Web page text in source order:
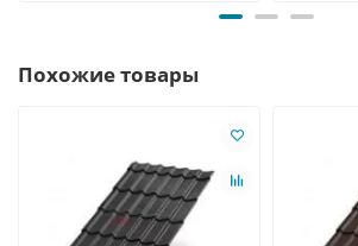
Похожие товары